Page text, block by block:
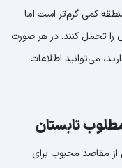
کمی گرم‌تر است اما
را تحمل کنند. در هر صورت
می‌توانید اطلاعات
مطلوب تابستان
از مقاصد محبوب برای